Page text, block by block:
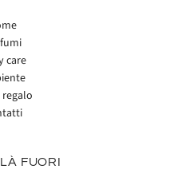
care
FUORI